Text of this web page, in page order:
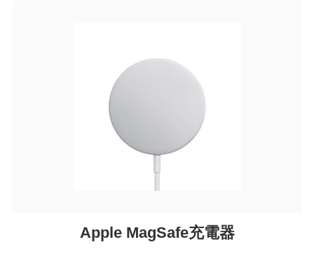
Apple MagSafe充電器